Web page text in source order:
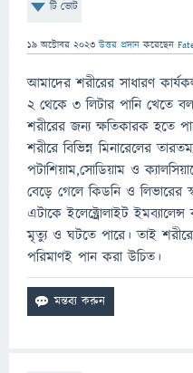
টি ভোট
19 অক্টোবর 2023 উত্তর প্রদান করেছেন
আমাদের শরীরের সাধারণ
২ থেকে ৩ লিটার পানি খেতে
শরীরের জন্য ক্ষতিকারক হতে
শরীরে বিভিন্ন মিনারেলের
পটাশিয়াম,সোডিয়াম ও
বেড়ে গেলে কিডনি ও লিভারের
এটাকে ইলেক্ট্রোলাইট
মৃত্যু ও ঘটতে পারে। তাই
পরিমাণই পান করা উচিত।